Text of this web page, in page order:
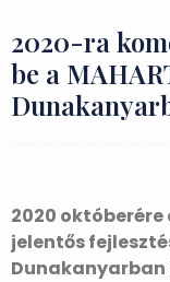
2020-ra
be a
2020
jelentős
Dunakanyarban